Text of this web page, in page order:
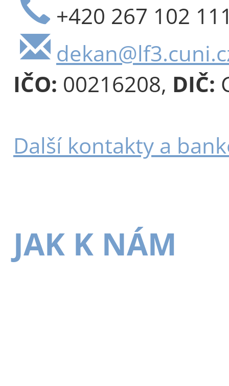
+420 267 102
IČO: 00216208, DIČ:
Další kontakty a
JAK K NÁM